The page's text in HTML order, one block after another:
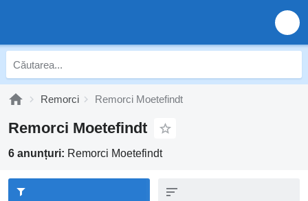
Remorci Remorci Moetefindt
Remorci Moetefindt
6 anunțuri: Remorci Moetefindt